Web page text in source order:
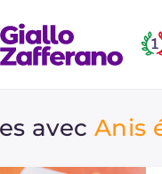
avecAnis